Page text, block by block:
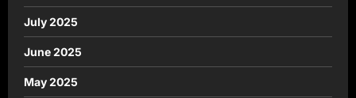
July 2025
June 2025
May 2025